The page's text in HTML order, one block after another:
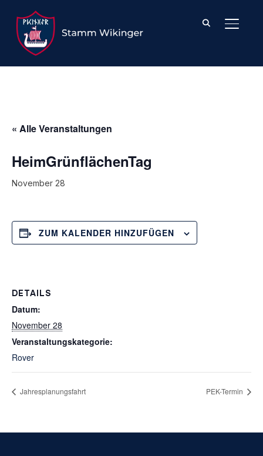
« Alle Veranstaltungen
HeimGrünflächenTag
November 28
ZUM KALENDER HINZUFÜGEN
DETAILS
Datum:
November 28
Veranstaltungskategorie:
Rover
Jahresplanungsfahrt PEK-Termin